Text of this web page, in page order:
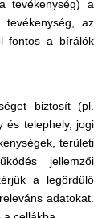
tevékenység) a
tevékenység, az
fontos a bírálók
biztosít (pl.
és telephely, jogi
területi
jellemzői
a legördülő
adatokat.